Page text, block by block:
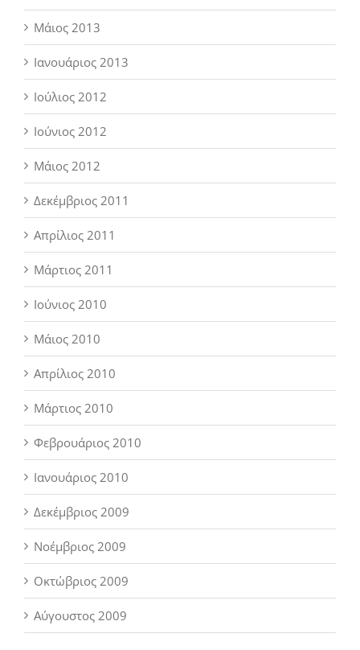
Μάιος 2013
Ιανουάριος 2013
Ιούλιος 2012
Ιούνιος 2012
Μάιος 2012
Δεκέμβριος 2011
Απρίλιος 2011
Μάρτιος 2011
Ιούνιος 2010
Μάιος 2010
Απρίλιος 2010
Μάρτιος 2010
Φεβρουάριος 2010
Ιανουάριος 2010
Δεκέμβριος 2009
Νοέμβριος 2009
Οκτώβριος 2009
Αύγουστος 2009